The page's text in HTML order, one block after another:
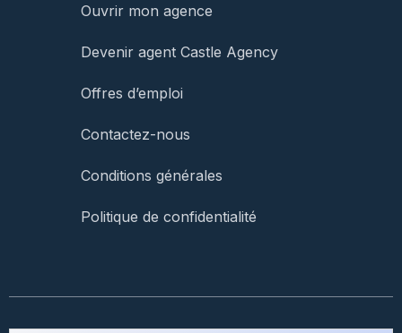
Ouvrir mon agence
Devenir agent Castle Agency
Offres d’emploi
Contactez-nous
Conditions générales
Politique de confidentialité